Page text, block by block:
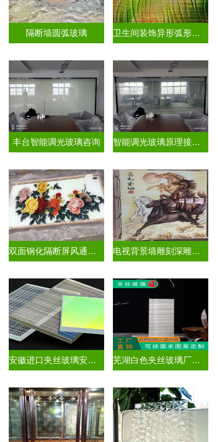
隔断墙圆弧玻璃 卫生间装饰异形弧形玻璃
丰台智能调光玻璃咨询 智能调光玻璃原理接线图片
双面钢化隔断屏风通电深雕浮雕玻璃 电视背景墙雕刻深雕玻璃
安徽进口夹丝玻璃安装电话 芜湖白色夹丝玻璃厂家在哪里